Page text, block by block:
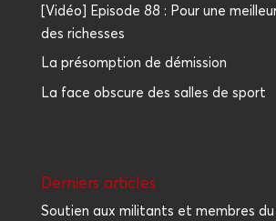
[Vidéo] Episode 88 : Pour une
des richesses
La présomption de démission
La face obscure des salles de sport
Der­niers articles
Sou­tien aux mili­tants et membres du